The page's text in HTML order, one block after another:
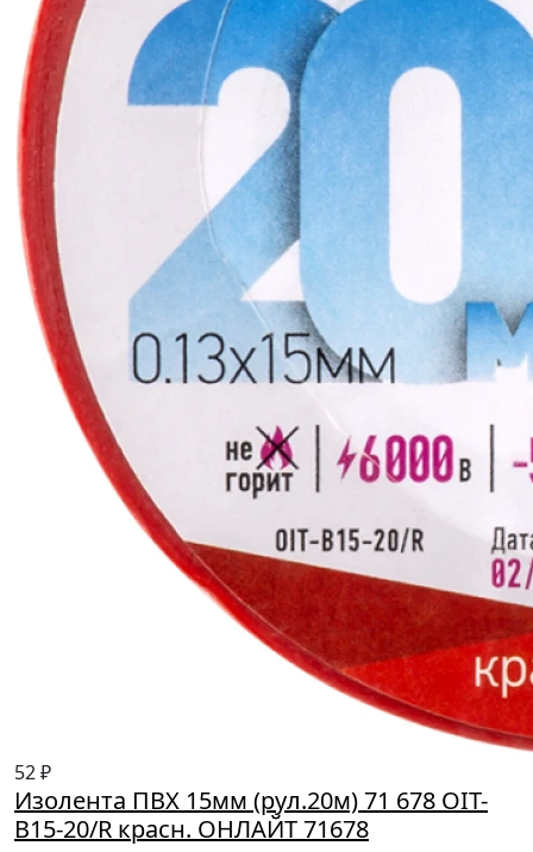
52 ₽
Изолента ПВХ 15мм (рул.20м) 71 678 OIT-
B15-20/R красн. ОНЛАЙТ 71678